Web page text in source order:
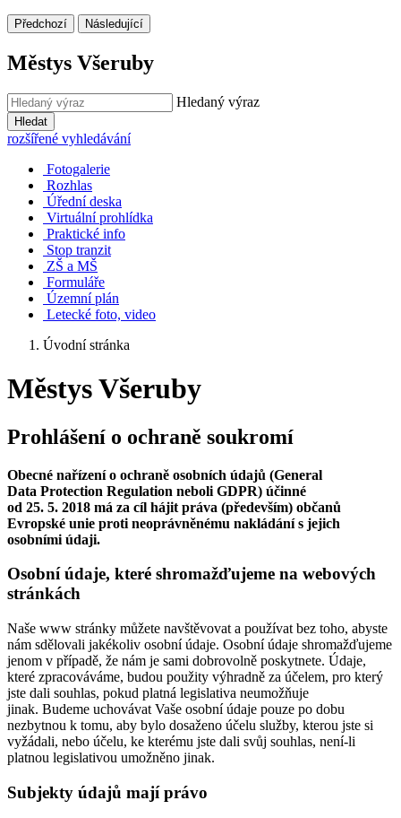
Předchozí Následující
Městys Všeruby
Hledaný výraz
Hledat
rozšířené vyhledávání
Fotogalerie
Rozhlas
Úřední deska
Virtuální prohlídka
Praktické info
Stop tranzit
ZŠ a MŠ
Formuláře
Územní plán
Letecké foto, video
Úvodní stránka
Městys Všeruby
Prohlášení o ochraně soukromí
Obecné nařízení o ochraně osobních údajů (General
Data Protection Regulation neboli GDPR) účinné
od 25. 5. 2018 má za cíl hájit práva (především) občanů
Evropské unie proti neoprávněnému nakládání s jejich
osobními údaji.
Osobní údaje, které shromažďujeme na webových
stránkách
Naše www stránky můžete navštěvovat a používat bez toho, abyste
nám sdělovali jakékoliv osobní údaje. Osobní údaje shromažďujeme
jenom v případě, že nám je sami dobrovolně poskytnete. Údaje,
které zpracováváme, budou použity výhradně za účelem, pro který
jste dali souhlas, pokud platná legislativa neumožňuje
jinak. Budeme uchovávat Vaše osobní údaje pouze po dobu
nezbytnou k tomu, aby bylo dosaženo účelu služby, kterou jste si
vyžádali, nebo účelu, ke kterému jste dali svůj souhlas, není-li
platnou legislativou umožněno jinak.
Subjekty údajů mají právo